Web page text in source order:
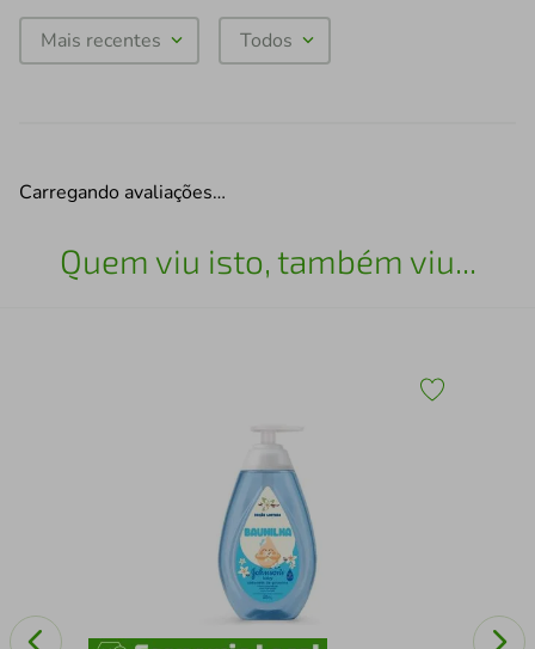
Mais recentes Todos
Carregando avaliações…
Quem viu isto, também viu...